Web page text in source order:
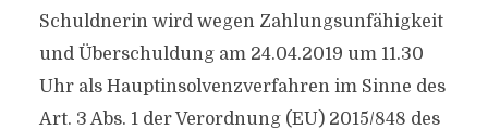
Schuldnerin wird wegen Zahlungsunfähigkeit
und Überschuldung am 24.04.2019 um 11.30
Uhr als Hauptinsolvenzverfahren im Sinne des
Art. 3 Abs. 1 der Verordnung (EU) 2015/848 des